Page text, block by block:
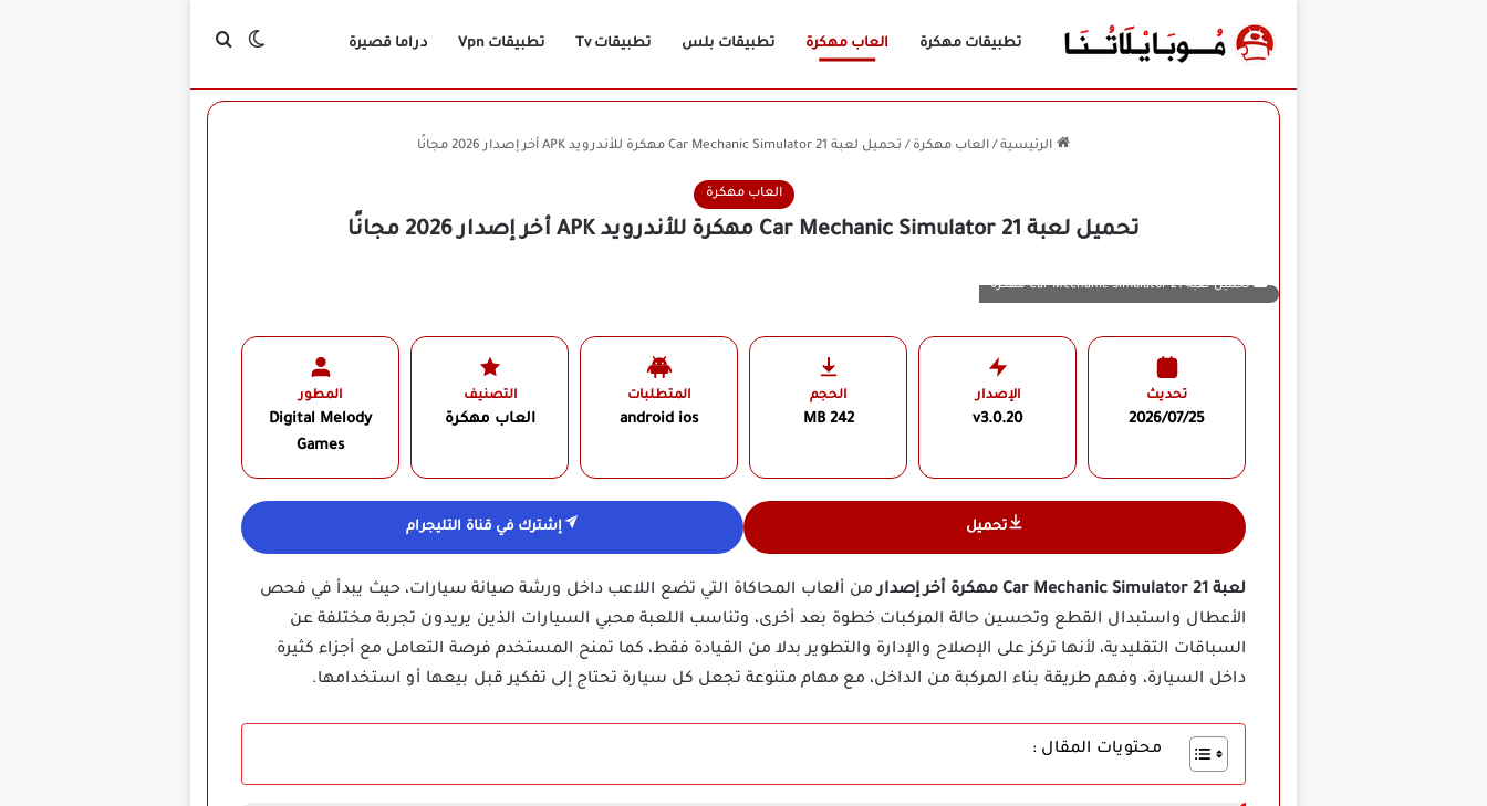
تطبيقات مهكرة العاب مهكرة تطبيقات بلس تطبيقات Tv تطبيقات Vpn دراما قصيرة الوضع المظلم
بحث عن
الرئيسية / العاب مهكرة / تحميل لعبة Car Mechanic Simulator 21 مهكرة للأندرويد APK أخر إصدار 2026 مجانًا
العاب مهكرة
تحميل لعبة Car Mechanic Simulator 21 مهكرة للأندرويد APK أخر إصدار 2026 مجانًا
تحميل لعبة Car Mechanic Simulator 21 مهكرة
تحديث
2026/07/25
الإصدار
v3.0.20
الحجم
242 MB
المتطلبات
android ios
التصنيف
العاب مهكرة
المطور
Digital Melody
Games‏
تحميل إشترك في قناة التليجرام
لعبة Car Mechanic Simulator 21 مهكرة أخر إصدار
من ألعاب المحاكاة التي تضع اللاعب داخل ورشة صيانة سيارات، حيث يبدأ في فحص
الأعطال واستبدال القطع وتحسين حالة المركبات خطوة بعد أخرى، وتناسب اللعبة محبي السيارات الذين يريدون تجربة مختلفة عن
السباقات التقليدية، لأنها تركز على الإصلاح والإدارة والتطوير بدلا من القيادة فقط، كما تمنح المستخدم فرصة التعامل مع أجزاء كثيرة
داخل السيارة، وفهم طريقة بناء المركبة من الداخل، مع مهام متنوعة تجعل كل سيارة تحتاج إلى تفكير قبل بيعها أو استخدامها.
محتويات المقال :